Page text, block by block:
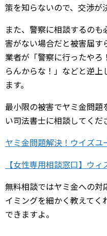
策を知らないので、交渉が
また、警察に相談するの
害がない場合だと被害届す
業者が「警察に行ったやろ
らんからな！」などと逆
ます。
最小限の被害でヤミ金問
い司法書士に相談してくだ
ヤミ金問題解決！ウイズユ
【女性専用相談窓口】ウ
無料相談ではヤミ金への対
イミングを細かく教えてく
できますよ。